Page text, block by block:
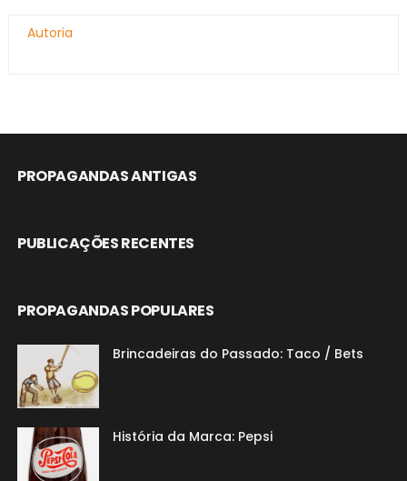
Autoria
PROPAGANDAS ANTIGAS
PUBLICAÇÕES RECENTES
PROPAGANDAS POPULARES
Brincadeiras do Passado: Taco / Bets
História da Marca: Pepsi